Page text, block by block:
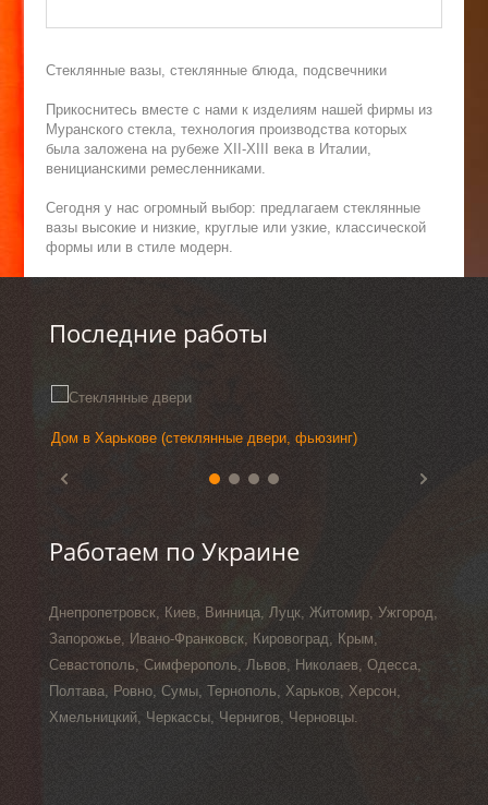
Стеклянные вазы, стеклянные блюда, подсвечники
Прикоснитесь вместе с нами к изделиям нашей фирмы из
Муранского стекла, технология производства которых
была заложена на рубеже ХII-XIII века в Италии,
веницианскими ремесленниками.
Сегодня у нас огромный выбор: предлагаем стеклянные
вазы высокие и низкие, круглые или узкие, классической
формы или в стиле модерн.
Последние работы
Дом в Харькове (стеклянные двери, фьюзинг)
Работаем по Украине
Днепропетровск, Киев, Винница, Луцк, Житомир, Ужгород,
Запорожье, Ивано-Франковск, Кировоград, Крым,
Севастополь, Симферополь, Львов, Николаев, Одесса,
Полтава, Ровно, Сумы, Тернополь, Харьков, Херсон,
Хмельницкий, Черкассы, Чернигов, Черновцы.